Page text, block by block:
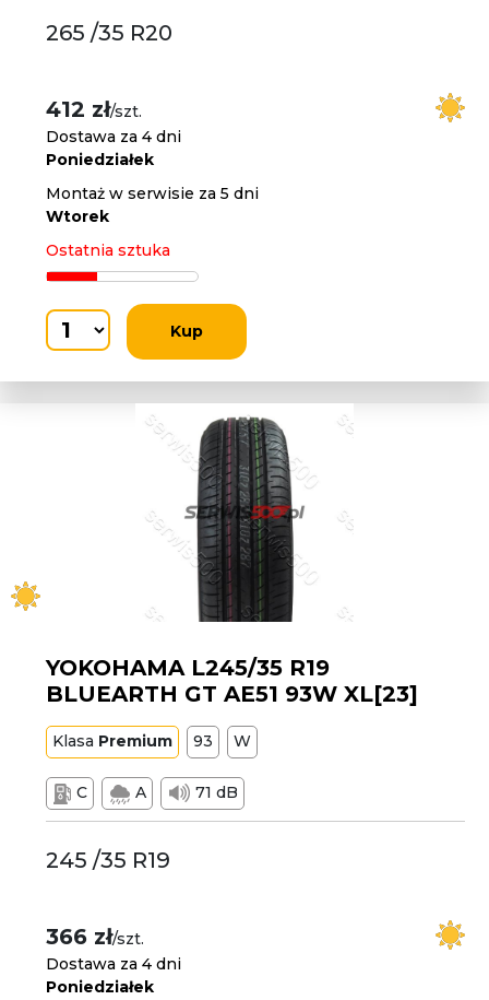
265 /35 R20
412 zł/szt.
Dostawa za 4 dni
Poniedziałek
Montaż w serwisie za 5 dni
Wtorek
Ostatnia sztuka
Kup
YOKOHAMA L245/35 R19
BLUEARTH GT AE51 93W XL[23]
Klasa Premium 93 W
C A 71 dB
245 /35 R19
366 zł/szt.
Dostawa za 4 dni
Poniedziałek